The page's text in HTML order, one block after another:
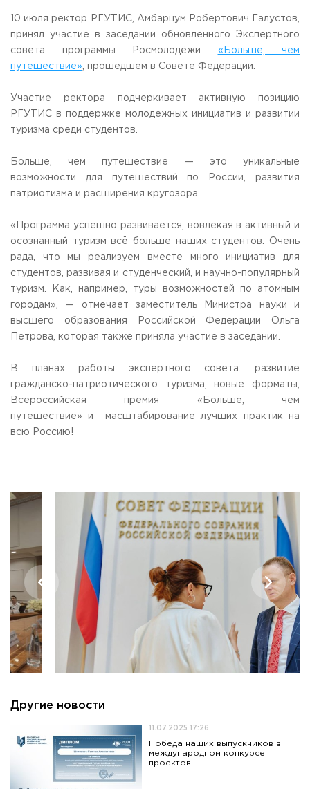
Работа с лицами с ОВЗ и инвалидами
Контакты
Федеральное учебно-методическое объединение в
Сведения об образовательной организации
ЗАКАЗАТЬ ОБРАТНЫЙ ЗВОНОК
пгт. Черкизово, ул. Главная, 99
+7 (495) 940 83 00
E-MAIL
obrashenia@rguts.ru
priem@rguts.ru - Приемная комиссия
ГРАФИК И РЕЖИМ РАБОТЫ
пн-чт: с 09:00 до 18:00;
пт: с 09:00 до 16:45;
Приемная комиссия
пн-пт: с 10:00 до 17:00;
10 июля ректор РГУТИС, Амбарцум Робертович Галустов,
принял участие в заседании обновленного Экспертного
совета программы Росмолодёжи «Больше, чем
путешествие» , прошедшем в Совете Федерации.
Участие ректора подчеркивает активную позицию
РГУТИС в поддержке молодежных инициатив и развитии
туризма среди студентов.
Больше, чем путешествие — это уникальные
возможности для путешествий по России, развития
патриотизма и расширения кругозора.
«Программа успешно развивается, вовлекая в активный и
осознанный туризм всё больше наших студентов. Очень
рада, что мы реализуем вместе много инициатив для
студентов, развивая и студенческий, и научно-популярный
туризм. Как, например, туры возможностей по атомным
городам», — отмечает заместитель Министра науки и
высшего образования Российской Федерации Ольга
Петрова, которая также приняла участие в заседании.
В планах работы экспертного совета: развитие
гражданско-патриотического туризма, новые форматы,
Всероссийская премия «Больше, чем
путешествие» и масштабирование лучших практик на
всю Россию!
Другие новости
11.07.2025 17:26
Победа наших выпускников в
международном конкурсе
проектов